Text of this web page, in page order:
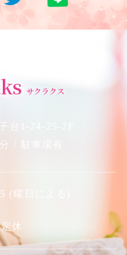
サクラクス
台1-24-25-2F
/ 駐車場有
(曜日による)
休